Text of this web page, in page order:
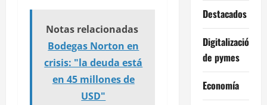
Notas relacionadas
Bodegas Norton en
crisis: "la deuda está
en 45 millones de
USD"
Destacados
Digitalización
de pymes
Economía